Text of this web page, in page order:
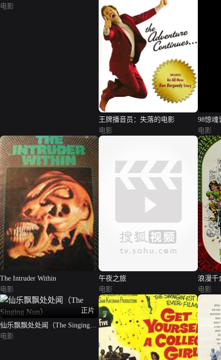
电影
王牌播音员：失落的电影
电影
98惊魂
电影
The Intruder Within
电影
午夜之旅
电影
浪漫千
电影
正片
仙乐飘飘处处闻（The Singing
Nun）
电影